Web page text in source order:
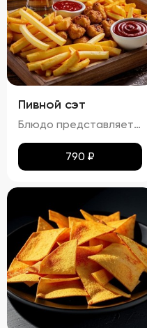
Пивной сэт
Блюдо представляет собой гармоничный набор закусок к пиву, включающий картофель фри, картофельные дольки, куриные наггетсы и сырные палочки. Все продукты имеют равномерную золотистую корочку без признаков пережарки. Вкус и аромат блюд натуральные, без посторонних привкусов и запахов. Картофель и гренки умеренно посолены, а наггетсы и сырные палочки остаются сочными внутри. Консистенция картофеля фри и долек мягкая внутри и хрустящая снаружи, наггетсы и сырные палочки – нежные и сочные внутри, с хрустящей корочкой.
790 ₽